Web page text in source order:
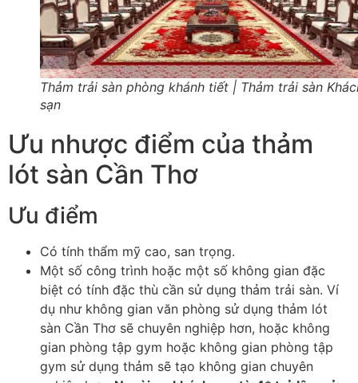
Thảm trải sàn phòng khánh tiết | Thảm trải sàn
sạn
Ưu nhược điểm của thảm
lót sàn Cần Thơ
Ưu điểm
Có tính thẩm mỹ cao, san trọng.
Một số công trình hoặc một số không gian đặc
biệt có tính đặc thù cần sử dụng thảm trải sàn. Ví
dụ như không gian văn phòng sử dụng thảm lót
sàn Cần Thơ sẽ chuyên nghiệp hơn, hoặc không
gian phòng tập gym hoặc không gian phòng tập
gym sử dụng thảm sẽ tạo không gian chuyên